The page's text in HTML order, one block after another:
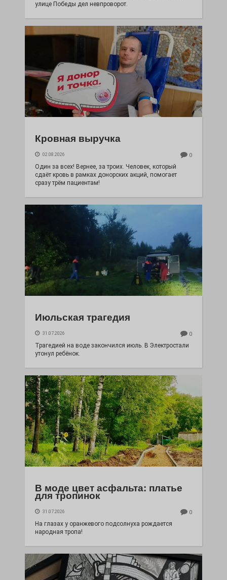
улице Победы дел невпроворот.
Кровная выручка
02.08.2026 0
Один за всех! Вернее, за троих. Человек, который
сдаёт кровь в рамках донорских акций, помогает
сразу трём пациентам!
Июльская трагедия
31.07.2026 0
Трагедией на воде закончился июль. В Электростали
утонул ребёнок.
В моде цвет асфальта: платье
для тропинок
31.07.2026 0
На глазах у оранжевого подсолнуха рождается
народная тропа!